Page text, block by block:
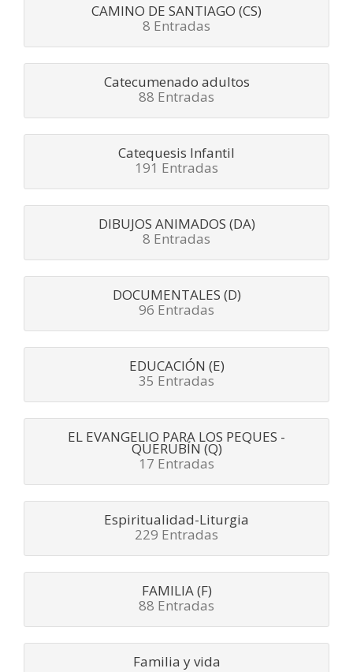
CAMINO DE SANTIAGO (CS)
8 Entradas
Catecumenado adultos
88 Entradas
Catequesis Infantil
191 Entradas
DIBUJOS ANIMADOS (DA)
8 Entradas
DOCUMENTALES (D)
96 Entradas
EDUCACIÓN (E)
35 Entradas
EL EVANGELIO PARA LOS PEQUES -
QUERUBÍN (Q)
17 Entradas
Espiritualidad-Liturgia
229 Entradas
FAMILIA (F)
88 Entradas
Familia y vida